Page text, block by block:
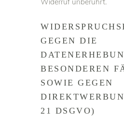
GEGEN DIE
BESONDEREN
SOWIE GEGEN
21 DSGVO)